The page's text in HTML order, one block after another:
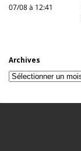
07/08 à 12:41
Archives
Archives